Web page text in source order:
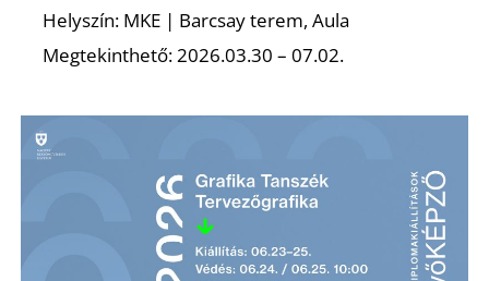
Helyszín: MKE | Barcsay terem, Aula
Megtekinthető: 2026.03.30 – 07.02.